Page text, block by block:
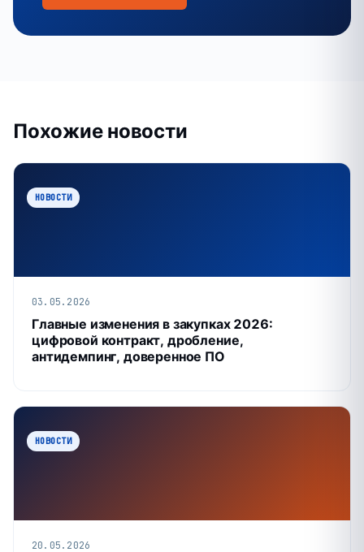
Похожие новости
НОВОСТИ
03.05.2026
Главные изменения в закупках 2026:
цифровой контракт, дробление,
антидемпинг, доверенное ПО
НОВОСТИ
20.05.2026